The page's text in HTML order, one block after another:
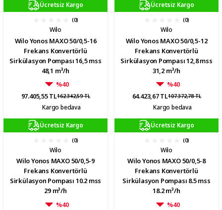
Ücretsiz Kargo
(0)
Wilo
Wilo Yonos MAXO 50/0,5-16
Frekans Konvertörlü
Sirkülasyon Pompası 16,5 mss
48,1 m³/h
%40
97.405,55 TL162.342,59 TL
Kargo bedava
Ücretsiz Kargo
(0)
Wilo
Wilo Yonos MAXO 50/0,5-12
Frekans Konvertörlü
Sirkülasyon Pompası 12,8 mss
31,2 m³/h
%40
64.423,67 TL107.372,78 TL
Kargo bedava
Ücretsiz Kargo
(0)
Wilo
Wilo Yonos MAXO 50/0,5-9
Frekans Konvertörlü
Sirkülasyon Pompası 10.2 mss
29 m³/h
%40
Ücretsiz Kargo
(0)
Wilo
Wilo Yonos MAXO 50/0,5-8
Frekans Konvertörlü
Sirkülasyon Pompası 8.5 mss
18.2 m³/h
%40